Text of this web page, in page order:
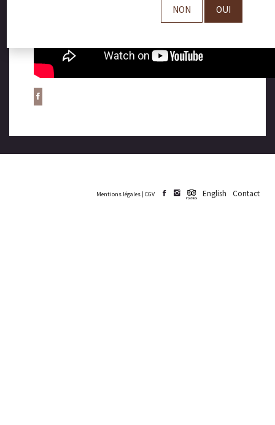
Mentions légales | CGV English Contact
NON OUI